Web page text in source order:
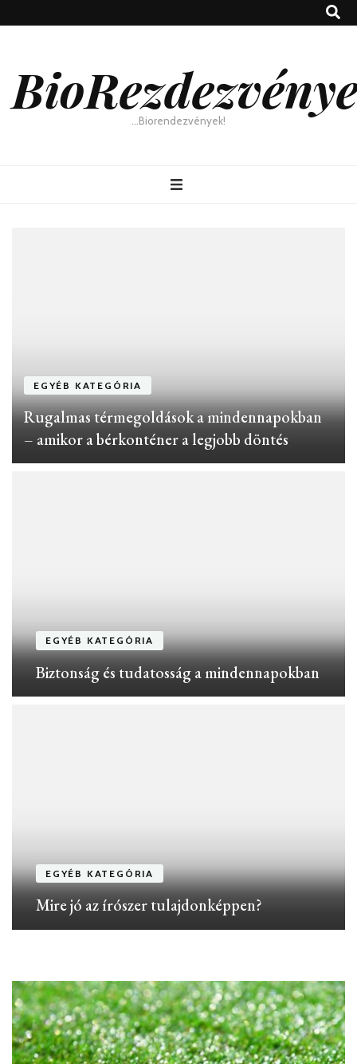
…Biorendezvények!
EGYÉB KATEGÓRIA
Rugalmas térmegoldások a mindennapokban
– amikor a bérkonténer a legjobb döntés
EGYÉB KATEGÓRIA
Biztonság és tudatosság a mindennapokban
EGYÉB KATEGÓRIA
Mire jó az írószer tulajdonképpen?